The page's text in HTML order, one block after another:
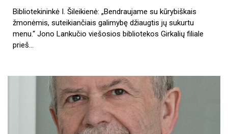
Bibliotekininkė I. Šileikienė: „Bendraujame su kūrybiškais
žmonėmis, suteikiančiais galimybę džiaugtis jų sukurtu
menu.“ Jono Lankučio viešosios bibliotekos Girkalių filiale
prieš…